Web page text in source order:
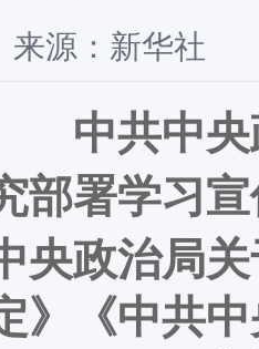
来源：新华社
中共中
部署学习
央政治局
》《中共